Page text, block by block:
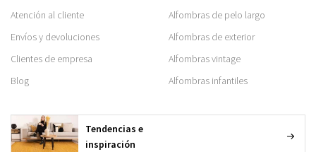
Atención al cliente
Envíos y devoluciones
Clientes de empresa
Blog
Alfombras de pelo largo
Alfombras de exterior
Alfombras vintage
Alfombras infantiles
Tendencias e
inspiración